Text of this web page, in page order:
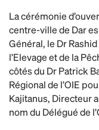
La cérémonie
centre-ville de Dar
Général, le Dr
l’Elevage et de la
côtés du Dr Patrick
Régional de l’OIE
Kajitanus, Directeur
nom du Délégué de